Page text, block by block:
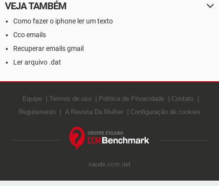
VEJA TAMBÉM
Como fazer o iphone ler um texto
Cco emails
Recuperar emails gmail
Ler arquivo .dat
Equipe Termos de uso Política de Privacidade
Contato
Regulamento
A Revista Da Mulher Configuração de cookies
saude.ccm.net